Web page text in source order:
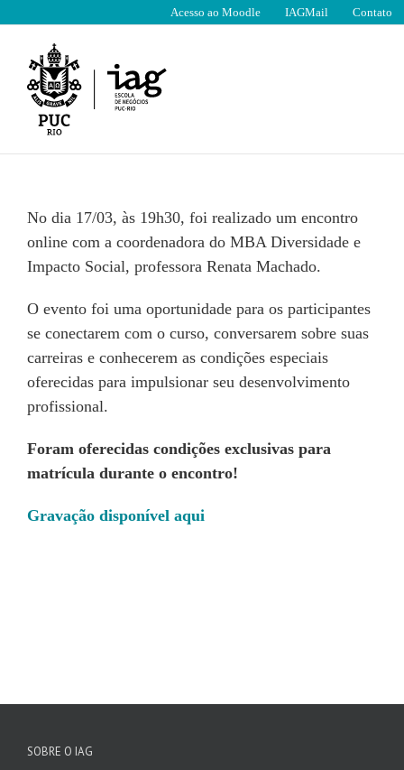
conteúdo
Acesso ao Moodle IAGMail Contato
No dia 17/03, às 19h30, foi realizado um encontro
online com a coordenadora do MBA Diversidade e
Impacto Social, professora Renata Machado.
O evento foi uma oportunidade para os participantes
se conectarem com o curso, conversarem sobre suas
carreiras e conhecerem as condições especiais
oferecidas para impulsionar seu desenvolvimento
profissional.
Foram oferecidas condições exclusivas para
matrícula durante o encontro!
Gravação disponível aqui
SOBRE O IAG